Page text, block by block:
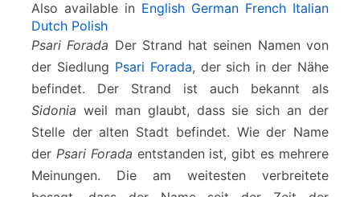
Also available in English German French Italian
Dutch Polish
Psari Forada Der Strand hat seinen Namen von
der Siedlung Psari Forada, der sich in der Nähe
befindet. Der Strand ist auch bekannt als
Sidonia weil man glaubt, dass sie sich an der
Stelle der alten Stadt befindet. Wie der Name
der Psari Forada entstanden ist, gibt es mehrere
Meinungen. Die am weitesten verbreitete